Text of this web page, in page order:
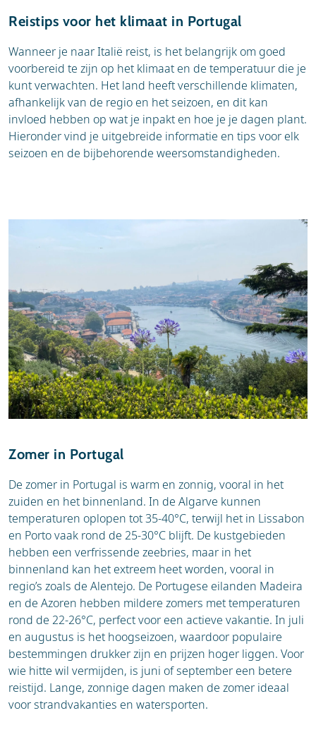
Reistips voor het klimaat in Portugal
Wanneer je naar Italië reist, is het belangrijk om goed
voorbereid te zijn op het klimaat en de temperatuur die je
kunt verwachten. Het land heeft verschillende klimaten,
afhankelijk van de regio en het seizoen, en dit kan
invloed hebben op wat je inpakt en hoe je je dagen plant.
Hieronder vind je uitgebreide informatie en tips voor elk
seizoen en de bijbehorende weersomstandigheden.
Zomer in Portugal
De zomer in Portugal is warm en zonnig, vooral in het
zuiden en het binnenland. In de Algarve kunnen
temperaturen oplopen tot 35-40°C, terwijl het in Lissabon
en Porto vaak rond de 25-30°C blijft. De kustgebieden
hebben een verfrissende zeebries, maar in het
binnenland kan het extreem heet worden, vooral in
regio’s zoals de Alentejo. De Portugese eilanden Madeira
en de Azoren hebben mildere zomers met temperaturen
rond de 22-26°C, perfect voor een actieve vakantie. In juli
en augustus is het hoogseizoen, waardoor populaire
bestemmingen drukker zijn en prijzen hoger liggen. Voor
wie hitte wil vermijden, is juni of september een betere
reistijd. Lange, zonnige dagen maken de zomer ideaal
voor strandvakanties en watersporten.